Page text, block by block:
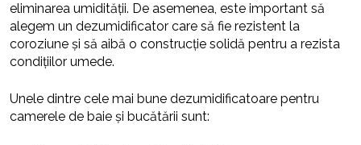
eliminarea umidității. De asemenea, este important să
alegem un dezumidificator care să fie rezistent la
coroziune și să aibă o construcție solidă pentru a rezista
condițiilor umede.
Unele dintre cele mai bune dezumidificatoare pentru
camerele de baie și bucătării sunt: